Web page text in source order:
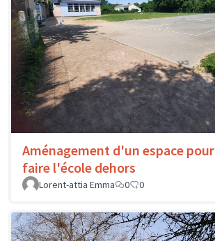
Aménagement d'un espace pour
faire l'école dehors
Lorent-attia Emma
0 0